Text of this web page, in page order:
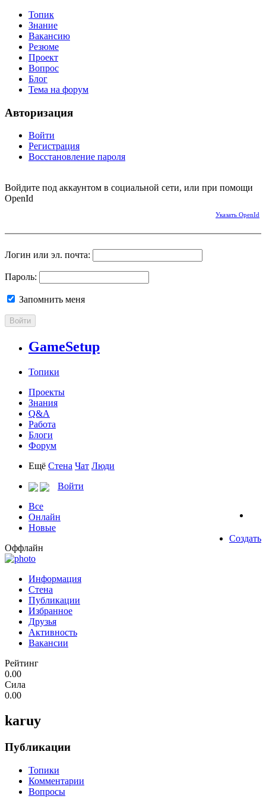
Топик
Знание
Вакансию
Резюме
Проект
Вопрос
Блог
Тема на форум
Авторизация
Войти
Регистрация
Восстановление пароля
Войдите под аккаунтом в социальной сети, или при помощи
OpenId
Указать OpenId
Логин или эл. почта:
Пароль:
Запомнить меня
Войти
GameSetup
Топики
Проекты
Знания
Q&A
Работа
Блоги
Форум
Ещё Стена Чат Люди
Войти
Все
Онлайн
Новые
Создать
Оффлайн
Информация
Стена
Публикации
Избранное
Друзья
Активность
Вакансии
Рейтинг
0.00
Сила
0.00
karuy
Публикации
Топики
Комментарии
Вопросы